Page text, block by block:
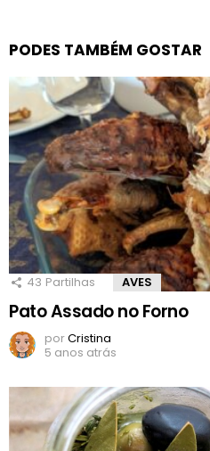
PODES TAMBÉM GOSTAR
43 Partilhas AVES
Pato Assado no Forno
porCristina
5 anos atrás